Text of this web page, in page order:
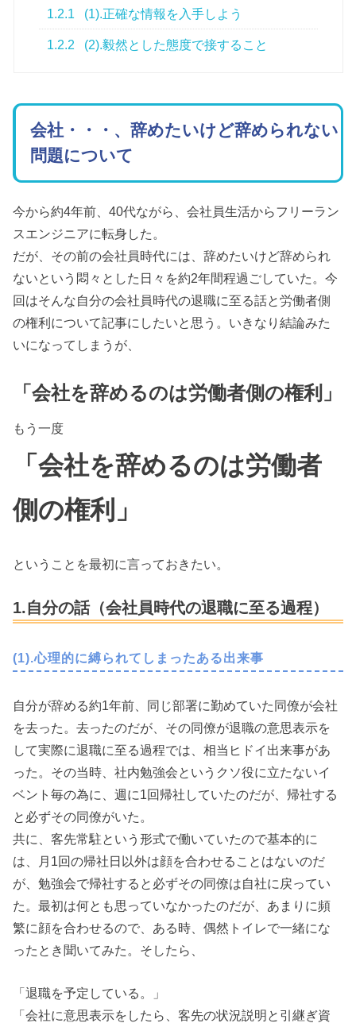
1.2.1 (1).正確な情報を入手しよう
1.2.2 (2).毅然とした態度で接すること
会社・・・、辞めたいけど辞められない
問題について
今から約4年前、40代ながら、会社員生活からフリーラン
スエンジニアに転身した。
だが、その前の会社員時代には、辞めたいけど辞められ
ないという悶々とした日々を約2年間程過ごしていた。今
回はそんな自分の会社員時代の退職に至る話と労働者側
の権利について記事にしたいと思う。いきなり結論みた
いになってしまうが、
「会社を辞めるのは労働者側の権利」
もう一度
「会社を辞めるのは労働者
側の権利」
ということを最初に言っておきたい。
1.自分の話（会社員時代の退職に至る過程）
(1).心理的に縛られてしまったある出来事
自分が辞める約1年前、同じ部署に勤めていた同僚が会社
を去った。去ったのだが、その同僚が退職の意思表示を
して実際に退職に至る過程では、相当ヒドイ出来事があ
った。その当時、社内勉強会というクソ役に立たないイ
ベント毎の為に、週に1回帰社していたのだが、帰社する
と必ずその同僚がいた。
共に、客先常駐という形式で働いていたので基本的に
は、月1回の帰社日以外は顔を合わせることはないのだ
が、勉強会で帰社すると必ずその同僚は自社に戻ってい
た。最初は何とも思っていなかったのだが、あまりに頻
繁に顔を合わせるので、ある時、偶然トイレで一緒にな
ったとき聞いてみた。そしたら、
「退職を予定している。」
「会社に意思表示をしたら、客先の状況説明と引継ぎ資